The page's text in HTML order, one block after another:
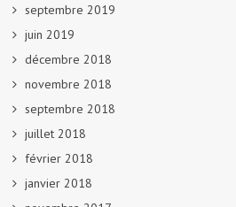
septembre 2019
juin 2019
décembre 2018
novembre 2018
septembre 2018
juillet 2018
février 2018
janvier 2018